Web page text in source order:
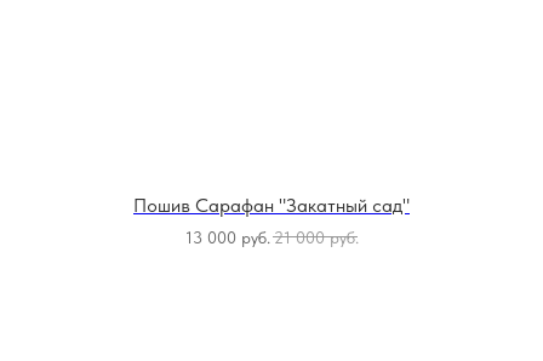
Пошив Сарафан "Закатный сад"
13 000 руб. 21 000 руб.